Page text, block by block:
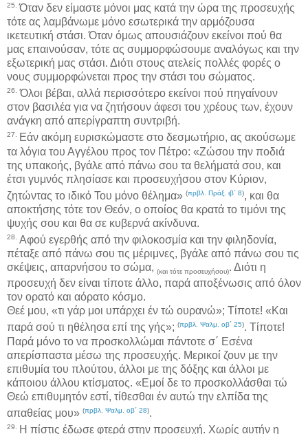
25.Όταν δεν είμαστε μόνοι μας κατά την ώρα της προσευχής
τότε ας λαμβάνωμε μόνο εσωτερικά την αρμόζουσα
ικετευτική στάσι. Όταν όμως απουσιάζουν εκείνοι πού θα
μας επαινούσαν, τότε ας συμμορφώσουμε αναλόγως και την
εξωτερική μας στάσι. Διότι στους ατελείς πολλές φορές ο
νους συμμορφώνεται προς την στάσι του σώματος.
26.
Όλοι βέβαι, αλλά περισσότερο εκείνοι πού πηγαίνουν
στον βασιλέα για να ζητήσουν άφεσι του χρέους των, έχουν
ανάγκη από απερίγραπτη συντριβή.
27. Εάν ακόμη ευρισκώμαστε στο δεσμωτήριο, ας ακούσωμε
τα λόγια του Αγγέλου προς τον Πέτρο: «Ζώσου την ποδιά
της υπακοής, βγάλε από πάνω σου τα θελήματά σου, και
έτσι γυμνός πλησίασε και προσευχήσου στον Κύριον,
ζητώντας το ιδικό Του μόνο θέλημα» (πρβλ. Πράξ. ιβ΄ 8), και θα
αποκτήσης τότε τον Θεόν, ο οποίος θα κρατά το τιμόνι της
ψυχής σου και θα σε κυβερνά ακίνδυνα.
28. Αφού εγερθής από την φιλοκοσμία και την φιληδονία,
πέταξε από πάνω σου τις μέριμνες, βγάλε από πάνω σου τις
σκέψεις, απαρνήσου το σώμα, (και τότε προσευχήσου). Διότι η
προσευχή δεν είναι τίποτε άλλο, παρά αποξένωσις από όλον
τον ορατό και αόρατο κόσμο.
Θεέ μου, «τι γάρ μοι υπάρχει έν τώ ουρανώ»; Τίποτε! «Και
παρά σού τι ηθέλησα επί της γής»; (πρβλ. Ψαλμ. οβ΄ 25). Τίποτε!
Παρά μόνο το να προσκολλώμαι πάντοτε σ΄ Εσένα
απερίσπαστα μέσω της προσευχής. Μερικοί ζουν με την
επιθυμία του πλούτου, άλλοι με της δόξης και άλλοι με
κάποιου άλλου κτίσματος. «Εμοί δε το προσκολλάσθαι τώ
Θεώ επιθυμητόν εστί, τίθεσθαι έν αυτώ την ελπίδα της
απαθείας μου» (πρβλ. Ψαλμ. οβ΄ 28).
29. Η πίστις έδωσε φτερά στην προσευχή. Χωρίς αυτήν η